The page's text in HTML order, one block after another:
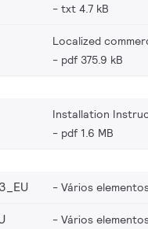
txt 4.7 kB
Localized
pdf 375.9 kB
Installation
pdf 1.6 MB
Vários
Vários